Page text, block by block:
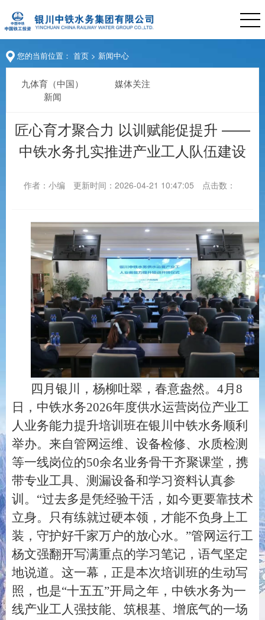
您的当前位置： 首页 > 新闻中心
九体育（中国）
新闻
媒体关注
匠心育才聚合力 以训赋能促提升 ——
中铁水务扎实推进产业工人队伍建设
作者：小编 更新时间：2026-04-21 10:47:05 点击数：
四月银川，杨柳吐翠，春意盎然。 4月 8
日，中铁水务2026年度供水运营岗位产业工
人业务能力提升培训班在银川中铁水务顺利
举办。来自管网运维、设备检修、水质检测
等一线岗位的50余名业务骨干齐聚课堂，携
带专业工具、测漏设备和学习资料认真参
训。 “过去多是凭经验干活，如今更要靠技术
立身。只有练就过硬本领，才能不负身上工
装，守护好千家万户的放心水。 ”管网运行工
杨文强翻开写满重点的学习笔记，语气坚定
地说道。这一幕，正是本次培训班的生动写
照，也是“十五五”开局之年，中铁水务为一
线产业工人强技能、筑根基、增底气的一场